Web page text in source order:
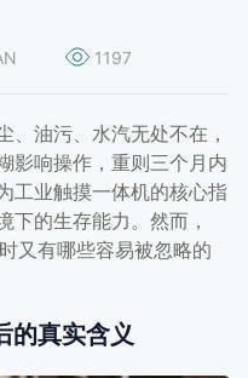
1197
油污、水汽无处不在，
影响操作，重则三个月内
工业触摸一体机的核心指
下的生存能力。然而，
又有哪些容易被忽略的
的真实含义